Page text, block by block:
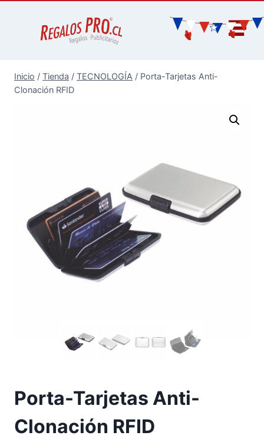
Inicio / Tienda / TECNOLOGÍA / Porta-Tarjetas Anti-
Clonación RFID
Porta-Tarjetas Anti-
Clonación RFID